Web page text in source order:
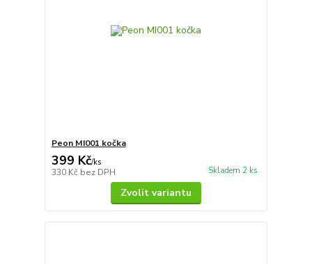
Peon MI001 kočka
399 Kč/ks
330 Kč bez DPH Skladem 2 ks
Zvolit variantu